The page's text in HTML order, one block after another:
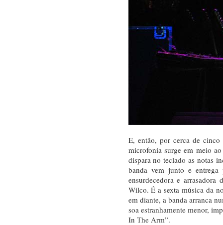
E, então, por cerca de
microfonia surge em meio
dispara no teclado as notas
banda vem junto e entrega
ensurdecedora e
Wilco. É a sexta música da
em diante, a banda arranca
soa estranhamente menor,
In The Arm”.